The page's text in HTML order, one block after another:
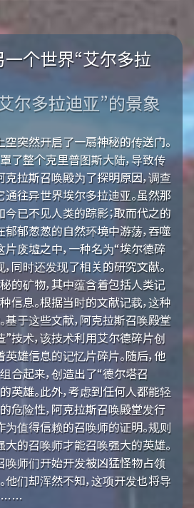
个世界“艾尔多拉
尔多拉迪亚”的景象
空突然开启了一扇神秘的传送门。
了整个克里普图斯大陆，导致传
克拉斯召唤殿为了探明原因，调查
通往异世界埃尔多拉迪亚。虽然那
今已不见人类的踪影；取而代之的
郁郁葱葱的自然环境中游荡，吞噬
片废墟之中，一种名为“埃尔德碎
同时还发现了相关的研究文献。
的矿物，其中蕴含着包括人类记
信息。根据当时的文献记载，这种
基于这些文献，阿克拉斯召唤殿堂
技术，该技术利用艾尔德碎片创
雄信息的记忆片碎片。随后，他
合起来，创造出了“德尔塔召
英雄。此外，考虑到任何人都能轻
危险性，阿克拉斯召唤殿堂发行
为值得信赖的召唤师的证明。规则
大的召唤师才能召唤强大的英雄。
唤师们开始开发被凶猛怪物占领
他们却浑然不知，这项开发也将导
……